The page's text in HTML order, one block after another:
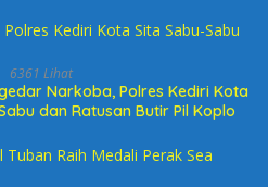
6361 Lihat
Narkoba, Polres Kediri Kota
dan Ratusan Butir Pil Koplo